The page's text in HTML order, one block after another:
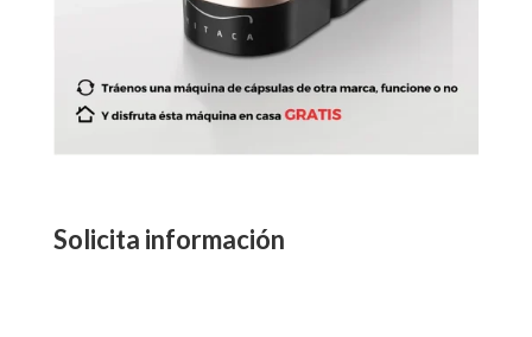
Solicita información